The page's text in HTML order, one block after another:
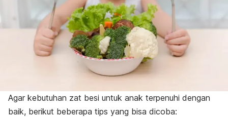
Agar kebutuhan zat besi untuk anak terpenuhi dengan
baik, berikut beberapa tips yang bisa dicoba: